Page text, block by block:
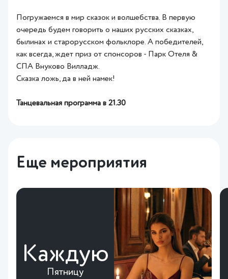
Погружаемся в мир сказок и волшебства. В первую
очередь будем говорить о наших русских сказках,
былинах и старорусском фольклоре. А победителей,
как всегда, ждет приз от спонсоров - Парк Отеля &
СПА Внуково Вилладж.
Сказка ложь, да в ней намек!
Танцевальная программа в 21.30
Еще мероприятия
Каждую
Пятницу